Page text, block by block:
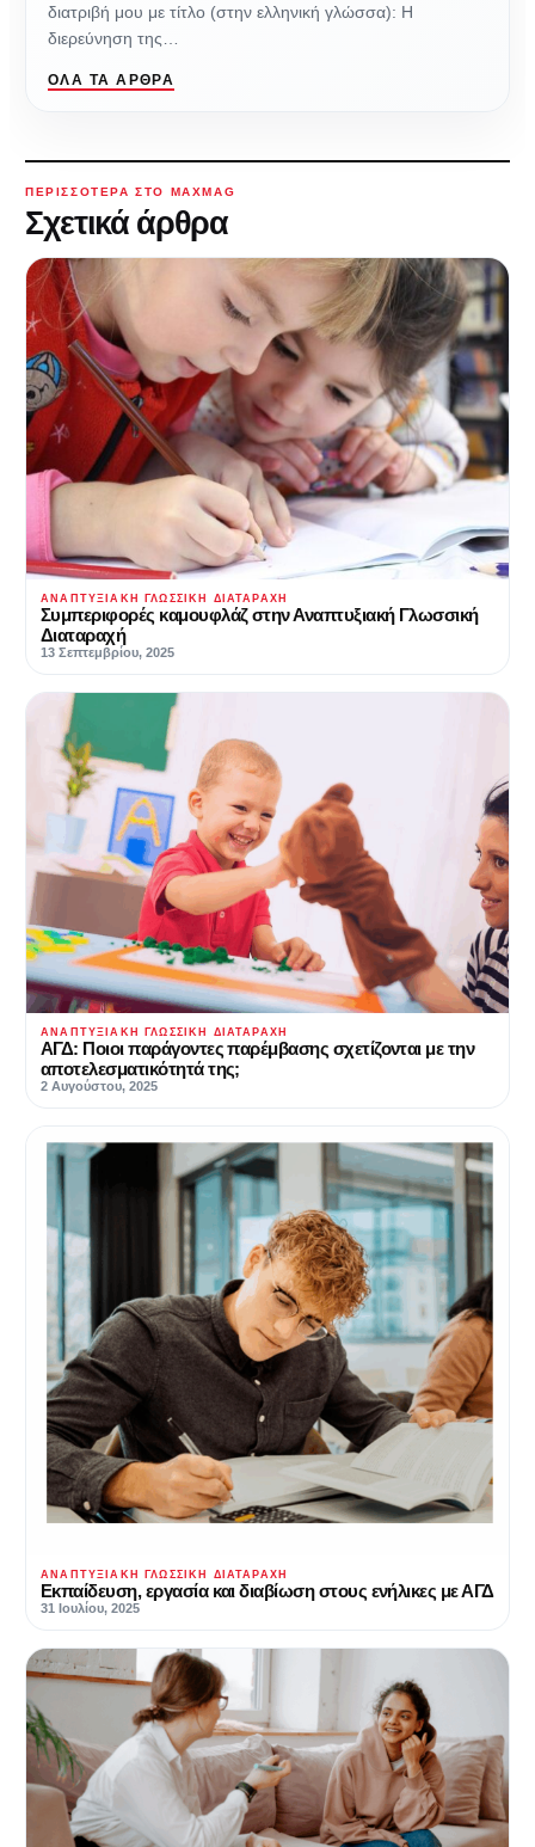
διατριβή μου με τίτλο (στην ελληνική γλώσσα): Η
διερεύνηση της…
ΌΛΑ ΤΑ ΆΡΘΡΑ
ΠΕΡΙΣΣΌΤΕΡΑ ΣΤΟ MAXMAG
Σχετικά άρθρα
ΑΝΑΠΤΥΞΙΑΚΉ ΓΛΩΣΣΙΚΉ ΔΙΑΤΑΡΑΧΉ
Συμπεριφορές καμουφλάζ στην Αναπτυξιακή Γλωσσική
Διαταραχή
13 Σεπτεμβρίου, 2025
ΑΝΑΠΤΥΞΙΑΚΉ ΓΛΩΣΣΙΚΉ ΔΙΑΤΑΡΑΧΉ
ΑΓΔ: Ποιοι παράγοντες παρέμβασης σχετίζονται με την
αποτελεσματικότητά της;
2 Αυγούστου, 2025
ΑΝΑΠΤΥΞΙΑΚΉ ΓΛΩΣΣΙΚΉ ΔΙΑΤΑΡΑΧΉ
Εκπαίδευση, εργασία και διαβίωση στους ενήλικες με ΑΓΔ
31 Ιουλίου, 2025